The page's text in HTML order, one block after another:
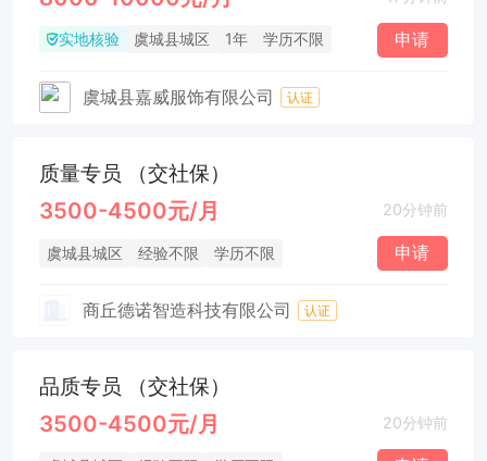
实地核验 虞城县城区 1年 学历不限 申请
虞城县嘉威服饰有限公司 认证
质量专员 （交社保）
3500-4500元/月 20分钟前
虞城县城区 经验不限 学历不限 申请
商丘德诺智造科技有限公司 认证
品质专员 （交社保）
3500-4500元/月 20分钟前